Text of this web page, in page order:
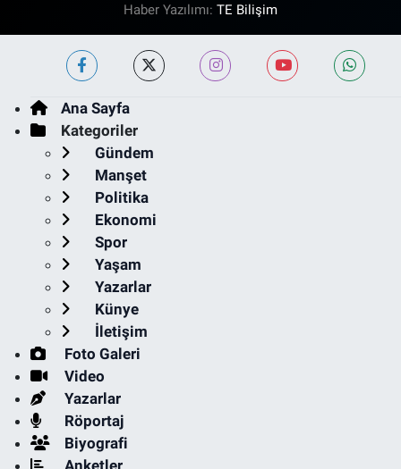
Haber Yazılımı: TE Bilişim
Ana Sayfa
Kategoriler
Gündem
Manşet
Politika
Ekonomi
Spor
Yaşam
Yazarlar
Künye
İletişim
Foto Galeri
Video
Yazarlar
Röportaj
Biyografi
Anketler